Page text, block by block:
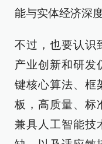
能与实体经济深
不过，也要认识
产业创新和研发
键核心算法、框
板，高质量、标
兼具人工智能技